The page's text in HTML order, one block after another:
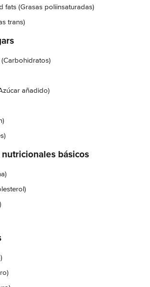
fats (Grasas poliinsaturadas)
trans)
añadido)
básicos